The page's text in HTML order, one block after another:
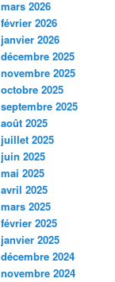
mars 2026
février 2026
janvier 2026
décembre 2025
novembre 2025
octobre 2025
septembre 2025
août 2025
juillet 2025
juin 2025
mai 2025
avril 2025
mars 2025
février 2025
janvier 2025
décembre 2024
novembre 2024